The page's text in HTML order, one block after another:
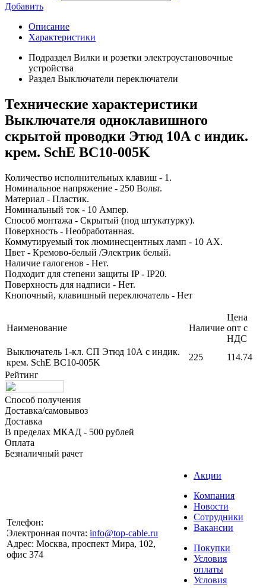
Добавить
Описание
Характеристики
Подраздел Вилки и розетки электроустановочные
устройства
Раздел Выключатели переключатели
Технические характеристики
Выключателя одноклавишного
скрытой проводки Этюд 10А с индик.
крем. SchE BC10-005K
Количество исполнительных клавиш - 1.
Номинальное напряжение - 250 Вольт.
Материал - Пластик.
Номинальный ток - 10 Ампер.
Способ монтажа - Скрытый (под штукатурку).
Поверхность - Необработанная.
Коммутируемый ток люминесцентных ламп - 10 AX.
Цвет - Кремово-белый /Электрик белый.
Наличие галогенов - Нет.
Подходит для степени защиты IP - IP20.
Поверхность для надписи - Нет.
Кнопочный, клавишный переключатель - Нет
Наименование Наличие
Цена
опт с
НДС
Выключатель 1-кл. СП Этюд 10А с индик.
крем. SchE BC10-005K
225
114.74
Рейтинг
Способ получения
Доставка/самовывоз
Доставка
В пределах МКАД - 500 рублей
Оплата
Безналичный рачет
Телефон:
Электронная почта: info@top-cable.ru
Адрес: Москва, проспект Мира, 102,
офис 374
Акции
Компания
Новости
Сотрудники
Вакансии
Покупки
Условия
оплаты
Условия